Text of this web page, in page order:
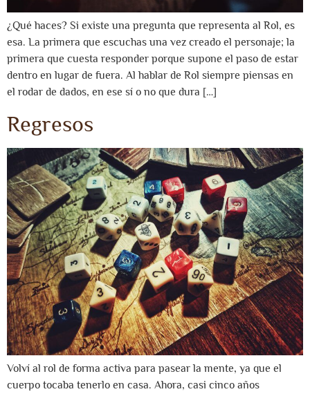
¿Qué haces? Si existe una pregunta que representa al Rol, es
esa. La primera que escuchas una vez creado el personaje; la
primera que cuesta responder porque supone el paso de estar
dentro en lugar de fuera. Al hablar de Rol siempre piensas en
el rodar de dados, en ese sí o no que dura […]
Regresos
Volví al rol de forma activa para pasear la mente, ya que el
cuerpo tocaba tenerlo en casa. Ahora, casi cinco años